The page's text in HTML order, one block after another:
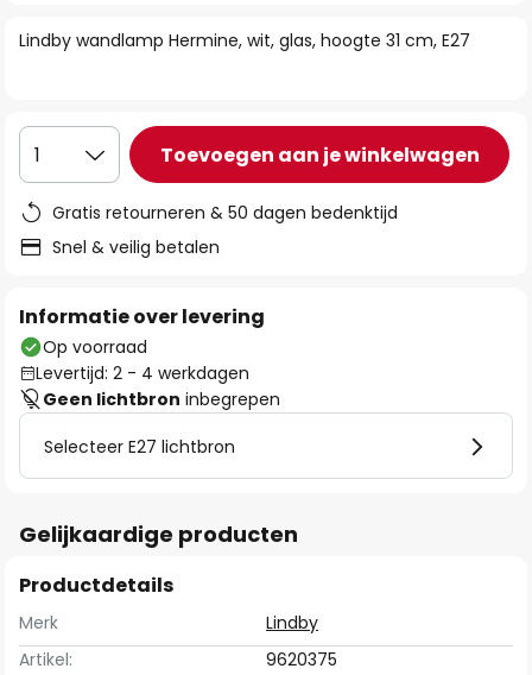
de
Lindby wandlamp Hermine, wit, glas, hoogte 31 cm, E27
1 Toevoegen aan je winkelwagen
Gratis retourneren & 50 dagen bedenktijd
Snel & veilig betalen
Informatie over levering
Op voorraad
Levertijd: 2 - 4 werkdagen
Geen lichtbron inbegrepen
Selecteer E27 lichtbron
Gelijkaardige producten
Productdetails
Merk
Lindby
Artikel:
9620375